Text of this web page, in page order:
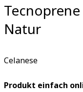
Natur
Celanese
Produkt einfach